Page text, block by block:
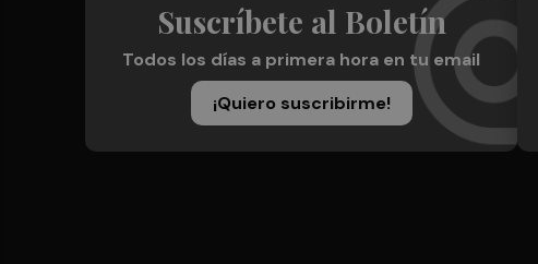
Suscríbete al Boletín
Todos los días a primera hora en tu email
¡Quiero suscribirme!